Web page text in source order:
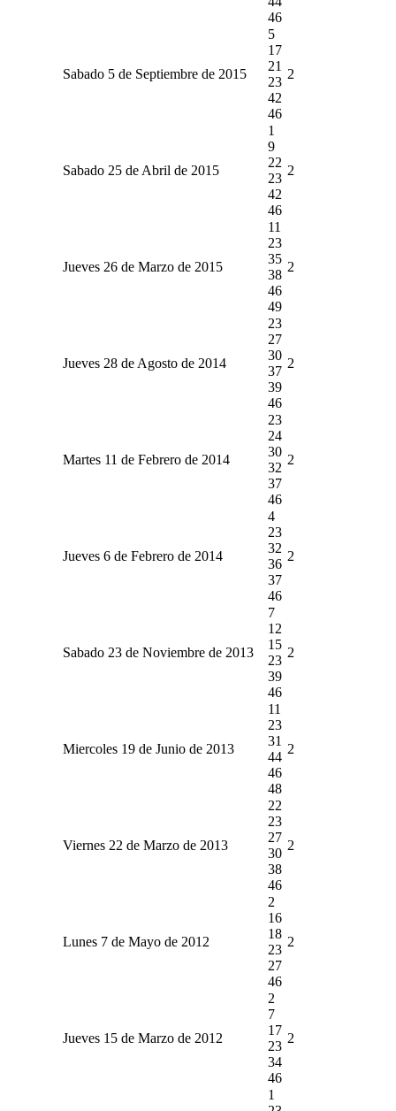
46
Sabado 5 de Septiembre de 2015
5
17
21
23
42
46
2
Sabado 25 de Abril de 2015
1
9
22
23
42
46
2
Jueves 26 de Marzo de 2015
11
23
35
38
46
49
2
Jueves 28 de Agosto de 2014
23
27
30
37
39
46
2
Martes 11 de Febrero de 2014
23
24
30
32
37
46
2
Jueves 6 de Febrero de 2014
4
23
32
36
37
46
2
Sabado 23 de Noviembre de 2013
7
12
15
23
39
46
2
Miercoles 19 de Junio de 2013
11
23
31
44
46
48
2
Viernes 22 de Marzo de 2013
22
23
27
30
38
46
2
Lunes 7 de Mayo de 2012
2
16
18
23
27
46
2
Jueves 15 de Marzo de 2012
2
7
17
23
34
46
2
1